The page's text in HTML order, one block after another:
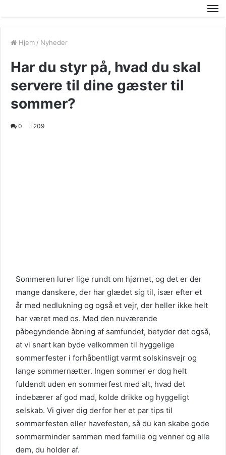
Hjem / Nyheder
Har du styr på, hvad du skal
servere til dine gæster til
sommer?
0 209
Sommeren lurer lige rundt om hjørnet, og det er der
mange danskere, der har glædet sig til, især efter et
år med nedlukning og også et vejr, der heller ikke helt
har været med os. Med den nuværende
påbegyndende åbning af samfundet, betyder det også,
at vi snart kan byde velkommen til hyggelige
sommerfester i forhåbentligt varmt solskinsvejr og
lange sommernætter. Ingen sommer er dog helt
fuldendt uden en sommerfest med alt, hvad det
indebærer af god mad, kolde drikke og hyggeligt
selskab. Vi giver dig derfor her et par tips til
sommerfesten eller havefesten, så du kan skabe gode
sommerminder sammen med familie og venner og alle
dem, du holder af.